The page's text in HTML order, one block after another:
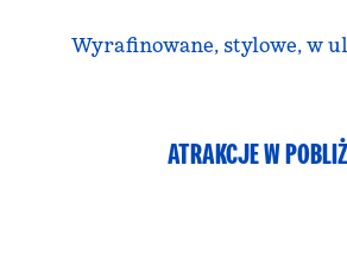
Wyrafinowane, stylowe, w
ATRAKCJE W